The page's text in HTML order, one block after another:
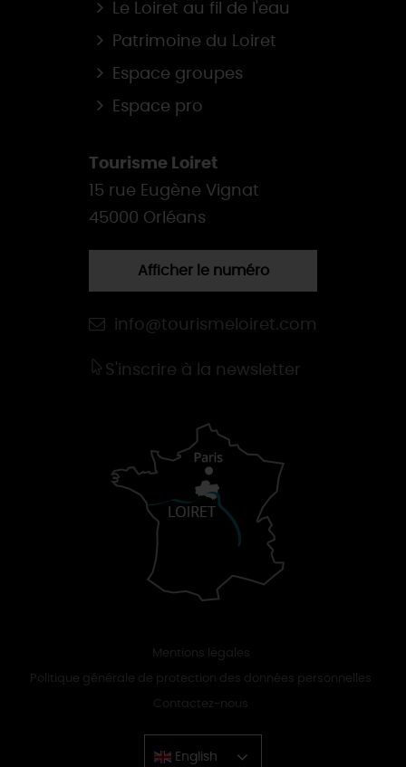
Le Loiret au fil de l'eau
Patrimoine du Loiret
Espace groupes
Espace pro
Tourisme Loiret
15 rue Eugène Vignat
45000 Orléans
Afficher le numéro
info@tourismeloiret.com
S'inscrire à la newsletter
Mentions légales
Politique générale de protection des données personnelles
Contactez-nous
English